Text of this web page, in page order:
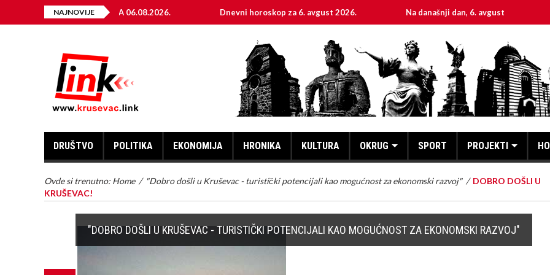
NAJNOVIJE
ENERGIJE ZA 06.08.2026. Dnevni horoskop za 6. avgust 2026. Na današnji dan, 6. avgust Sveta mučenica
DRUŠTVO POLITIKA EKONOMIJA HRONIKA KULTURA OKRUG SPORT PROJEKTI
Ovde si trenutno: Home / "Dobro došli u Kruševac - turistički potencijali kao mogućnost za ekonomski razvoj" / DOBRO DOŠLI U
KRUŠEVAC!
"DOBRO DOŠLI U KRUŠEVAC - TURISTIČKI POTENCIJALI KAO MOGUĆNOST ZA EKONOMSKI RAZVOJ"